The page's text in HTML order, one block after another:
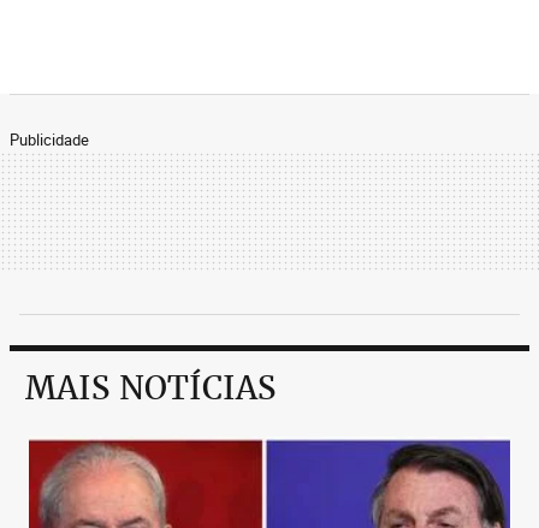
Publicidade
MAIS NOTÍCIAS